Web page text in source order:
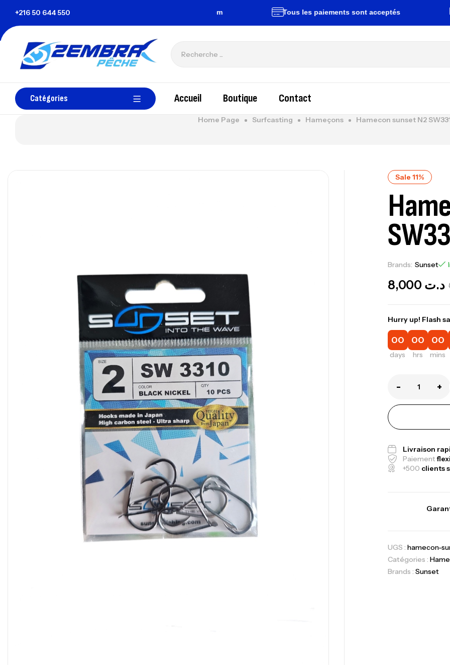
+216 50 644 550
Tunisie Tous les paiements sont acceptés
Catégories Accueil Boutique Contact
Home Page Surfcasting Hameçons Hamecon sunset N2
Sale 11%
Brands: Sunset
د.ت 8,000
Hurry up! Flash
00
days
00
hrs
00
mins
- +
Livraison
Paiement
+500 clients
UGS : hamecon-
Catégories :
Brands : Sunset